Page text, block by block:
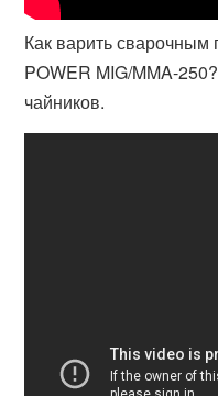
Как варить
POWER MIG/MMA-
чайников.